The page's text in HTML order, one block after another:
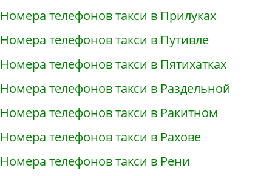
Номера телефонов такси в Прилуках
Номера телефонов такси в Путивле
Номера телефонов такси в Пятихатках
Номера телефонов такси в Раздельной
Номера телефонов такси в Ракитном
Номера телефонов такси в Рахове
Номера телефонов такси в Рени